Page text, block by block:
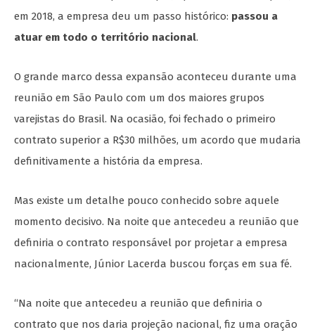
em 2018, a empresa deu um passo histórico: passou a
atuar em todo o território nacional.
O grande marco dessa expansão aconteceu durante uma
reunião em São Paulo com um dos maiores grupos
varejistas do Brasil. Na ocasião, foi fechado o primeiro
contrato superior a R$30 milhões, um acordo que mudaria
definitivamente a história da empresa.
Mas existe um detalhe pouco conhecido sobre aquele
momento decisivo. Na noite que antecedeu a reunião que
definiria o contrato responsável por projetar a empresa
nacionalmente, Júnior Lacerda buscou forças em sua fé.
“Na noite que antecedeu a reunião que definiria o
contrato que nos daria projeção nacional, fiz uma oração